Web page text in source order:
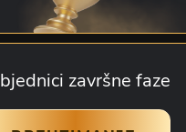
završne faze